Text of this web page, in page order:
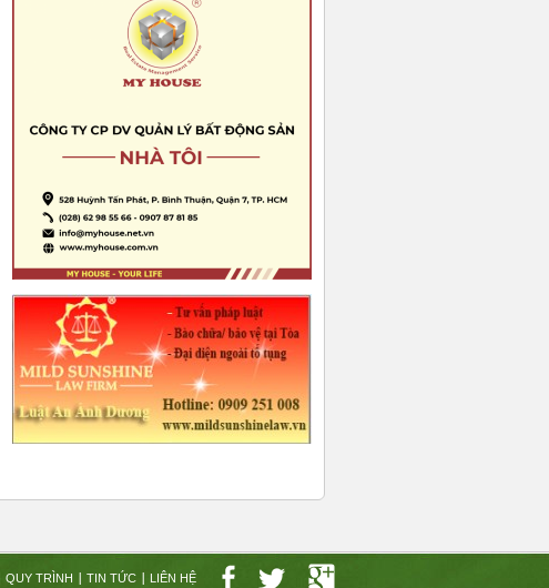
QUY TRÌNH TIN TỨC LIÊN HỆ